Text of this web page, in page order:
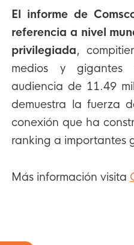
El informe de
referencia a nivel
privilegiada,
medios y gigantes
audiencia de 11.49
demuestra la fuerza
conexión que ha
ranking a importantes
Más información visita